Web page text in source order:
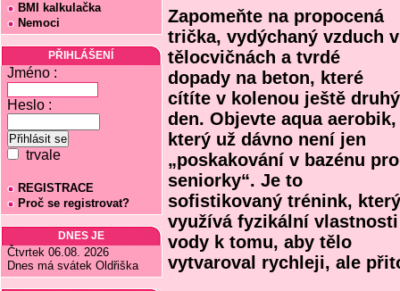
BMI kalkulačka
Nemoci
PŘIHLÁŠENÍ
Jméno :
Heslo :
trvale
REGISTRACE
Proč se registrovat?
DNES JE
Čtvrtek 06.08. 2026
Dnes má svátek Oldřiška
Zapomeňte na propocená
trička, vydýchaný vzduch v
tělocvičnách a tvrdé
dopady na beton, které
cítíte v kolenou ještě druhý
den. Objevte aqua aerobik,
který už dávno není jen
„poskakování v bazénu pro
seniorky“. Je to
sofistikovaný trénink, který
využívá fyzikální vlastnosti
vody k tomu, aby tělo
vytvaroval rychleji, ale